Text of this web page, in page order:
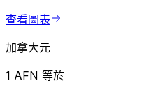
查看圖表
加拿大元
1 AFN 等於